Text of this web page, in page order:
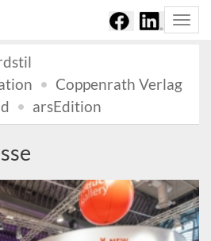
Coppenrath Verlag
arsEdition